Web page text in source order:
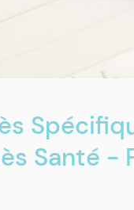
Santé -